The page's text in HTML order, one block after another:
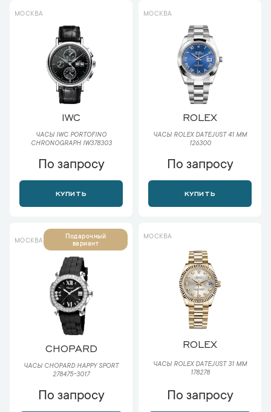
МОСКВА
IWC
ЧАСЫ IWC PORTOFINO
CHRONOGRAPH IW378303
По запросу
КУПИТЬ
МОСКВА
ROLEX
ЧАСЫ ROLEX DATEJUST 41 ММ
126300
По запросу
КУПИТЬ
МОСКВА
Подарочный
вариант
CHOPARD
ЧАСЫ CHOPARD HAPPY SPORT
278475-3017
По запросу
МОСКВА
ROLEX
ЧАСЫ ROLEX DATEJUST 31 ММ
178278
По запросу